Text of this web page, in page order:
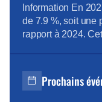
d’astreinte
PERSPECTIVES
Information En
de 7.9 %, soit une
rapport à 2024.
On observe par
Prochains